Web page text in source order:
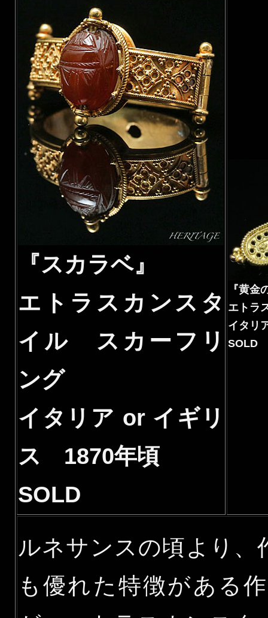
『スカラベ』
エトラスカンスタ
イル スカーフリ
ング
イタリア or イギリ
ス 1870年頃
SOLD
『黄金
エトラ
イタリ
SOLD
ルネサンスの頃より
も優れた特徴がある